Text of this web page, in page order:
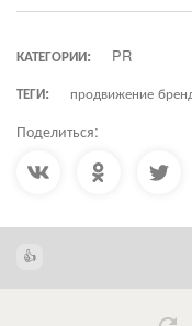
КАТЕГОРИИ:
PR
ТЕГИ:
продвижение
Поделиться: